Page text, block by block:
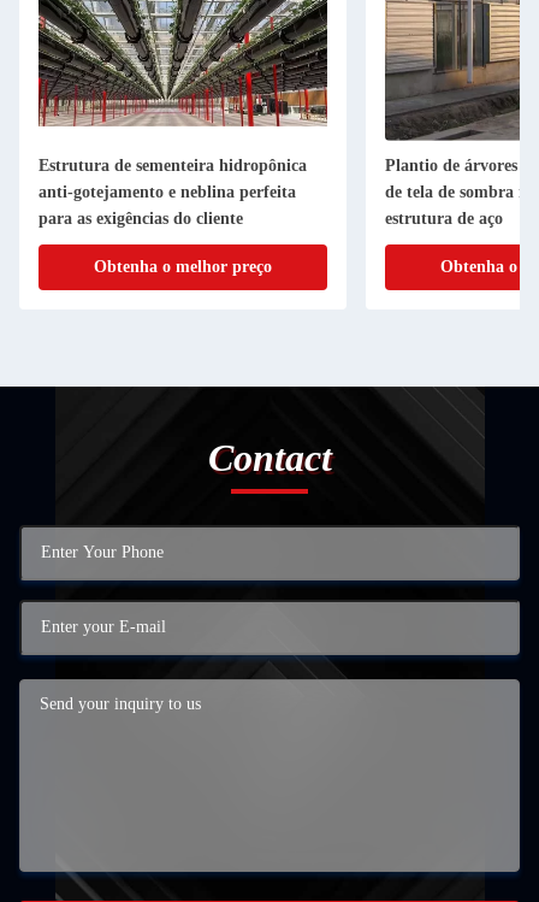
Estrutura de sementeira hidropônica
anti-gotejamento e neblina perfeita
para as exigências do cliente
Obtenha o melhor preço
Plantio de árvores
de tela de sombra
estrutura de aço
Obtenha o
Contact